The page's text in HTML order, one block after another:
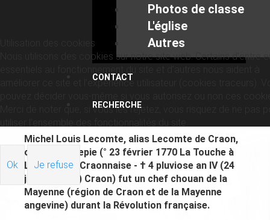
Photos de classe
L'église
Autres
CONTACT
RECHERCHE
Michel Louis Lecomte, alias Lecomte de Craon,
ou de Chantepie (° 23 février 1770 La Touche à
La Chapelle-Craonnaise - † 4 pluviose an IV (24
janvier 1796) Craon) fut un chef chouan de la
Mayenne (région de Craon et de la Mayenne
angevine) durant la Révolution française.
Utilisation des cookies
Nous utilisons des cookies sur notre site web. Certains d’entre
améliorer ce site et l’expérience utilisateur (cookies traceurs).
Merci de noter que, si vous les rejetez, vous risquez de ne pas
Ok Je refuse